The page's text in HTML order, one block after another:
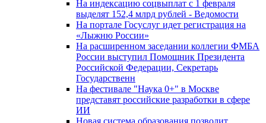
На индексацию соцвыплат с 1 февраля
выделят 152,4 млрд рублей - Ведомости
На портале Госуслуг идет регистрация на
«Лыжню России»
На расширенном заседании коллегии ФМБА
России выступил Помощник Президента
Российской Федерации, Секретарь
Государственн
На фестивале "Наука 0+" в Москве
представят российские разработки в сфере
ИИ
Новая система образования позволит